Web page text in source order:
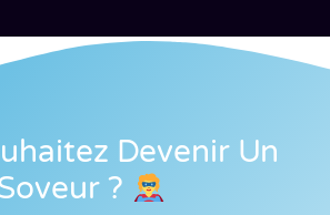
Devenir Un
?